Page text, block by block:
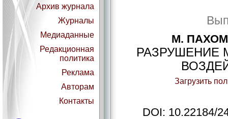
Архив журнала
Журналы
Медиаданные
Редакционная
политика
Реклама
Авторам
Контакты
М.
РАЗРУШЕНИЕ
Загрузить
DOI: 10.22184/